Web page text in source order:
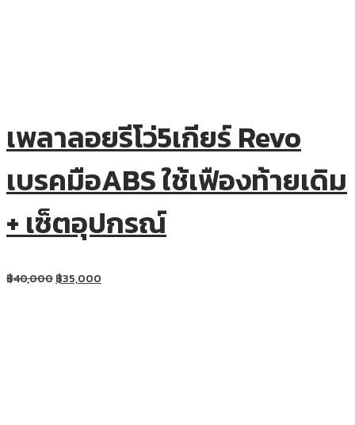
เพลาลอยรีโว่5เกียร์ Revo
เบรคมือABS ใช้เฟืองท้ายเดิม
+ เซ็ตอุปกรณ์
฿40,000฿35,000